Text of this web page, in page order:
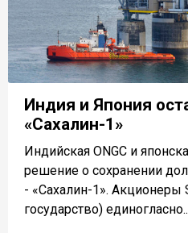
Индия и Япония
«Сахалин-1»
Индийская ONGC и
решение о сохранении
- «Сахалин-1». Акционеры
государство)